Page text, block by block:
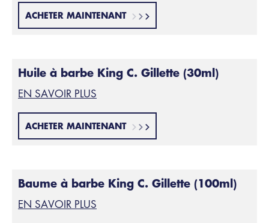
ACHETER MAINTENANT
Huile à barbe King C. Gillette (30ml)
EN SAVOIR PLUS
ACHETER MAINTENANT
Baume à barbe King C. Gillette (100ml)
EN SAVOIR PLUS